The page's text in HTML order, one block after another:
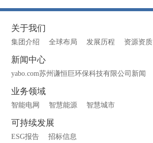
关于我们
集团介绍 全球布局 发展历程 资源资质
新闻中心
yabo.com苏州谦恒巨环保科技有限公司新闻
业务领域
智能电网 智慧能源 智慧城市
可持续发展
ESG报告 招标信息